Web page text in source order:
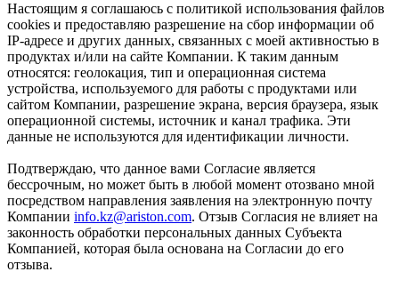
Настоящим я соглашаюсь с политикой использования файлов
cookies и предоставляю разрешение на сбор информации об
IP-адресе и других данных, связанных с моей активностью в
продуктах и/или на сайте Компании. К таким данным
относятся: геолокация, тип и операционная система
устройства, используемого для работы с продуктами или
сайтом Компании, разрешение экрана, версия браузера, язык
операционной системы, источник и канал трафика. Эти
данные не используются для идентификации личности.
Подтверждаю, что данное вами Согласие является
бессрочным, но может быть в любой момент отозвано мной
посредством направления заявления на электронную почту
Компании info.kz@ariston.com. Отзыв Согласия не влияет на
законность обработки персональных данных Субъекта
Компанией, которая была основана на Согласии до его
отзыва.